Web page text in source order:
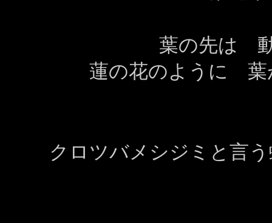
葉の先は
蓮の花のように 葉
クロツバメシジミと言